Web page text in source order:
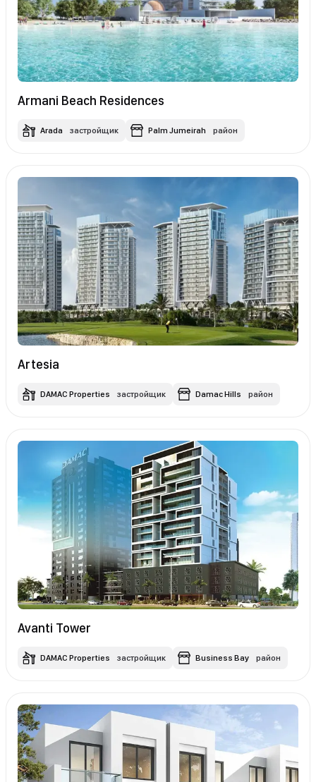
Armani Beach Residences
Arada застройщик Palm Jumeirah район
Artesia
DAMAC Properties застройщик Damac Hills район
Avanti Tower
DAMAC Properties застройщик Business Bay район